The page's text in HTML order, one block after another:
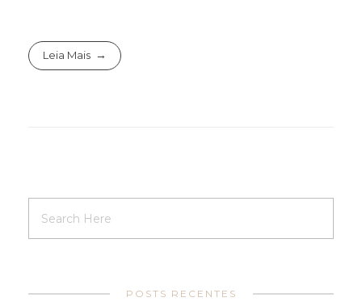
Leia Mais
POSTS RECENTES